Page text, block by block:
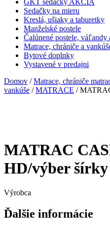
GKT sedačky AKCIA
Sedačky na mieru
Kreslá, ušiaky a taburetky
Manželské postele
Čalúnené postele, váľandy
Matrace, chrániče a
Bytové doplnky
Vystavené v predajni
Domov /Matrace, chrániče
vankúše /MATRACE /
MATRAC
HD/výber šírky
Výrobca
Ďalšie informácie